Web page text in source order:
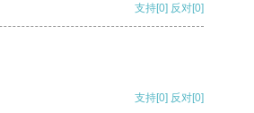
支持[0] 反对[0]
支持[0] 反对[0]